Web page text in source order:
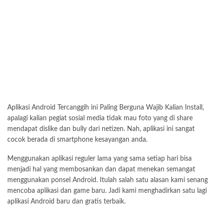
Aplikasi Android Tercanggih ini Paling Berguna Wajib Kalian Install,
apalagi kalian pegiat sosial media tidak mau foto yang di share
mendapat dislike dan bully dari netizen. Nah, aplikasi ini sangat
cocok berada di smartphone kesayangan anda.
Menggunakan aplikasi reguler lama yang sama setiap hari bisa
menjadi hal yang membosankan dan dapat menekan semangat
menggunakan ponsel Android. Itulah salah satu alasan kami senang
mencoba aplikasi dan game baru. Jadi kami menghadirkan satu lagi
aplikasi Android baru dan gratis terbaik.